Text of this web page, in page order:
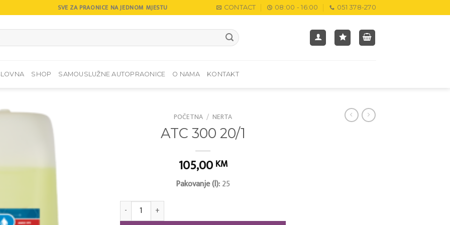
SVE ZA PRAONICE NA JEDNOM MJESTU CONTACT 08:00 - 16:00 051 378-270
SHOP SAMOUSLUŽNE AUTOPRAONICE O NAMA KONTAKT
POČETNA / NERTA
ATC 300 20/1
105,00 KM
Pakovanje (l):25
ATC 300 20/1 količina